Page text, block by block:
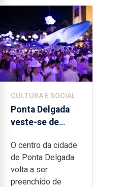
CULTURA E SOCIAL
Ponta Delgada
veste-se de
O centro da cidade
de Ponta Delgada
volta a ser
preenchido de